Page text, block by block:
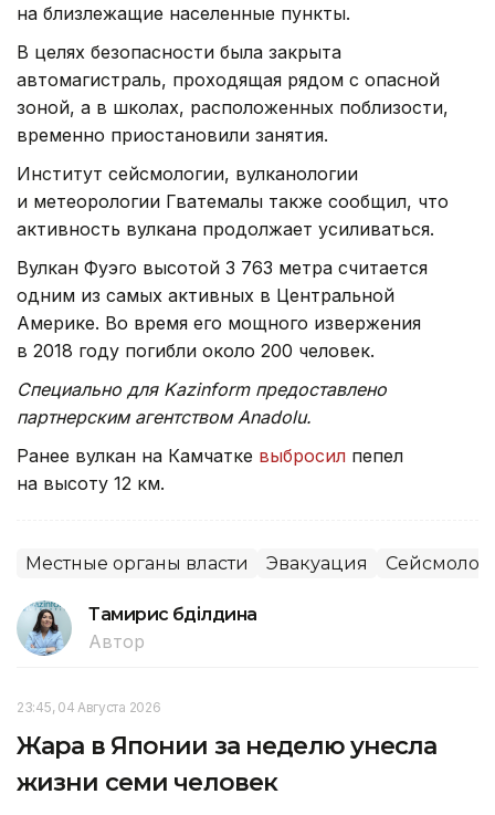
на близлежащие населенные пункты.
В целях безопасности была закрыта
автомагистраль, проходящая рядом с опасной
зоной, а в школах, расположенных поблизости,
временно приостановили занятия.
Институт сейсмологии, вулканологии
и метеорологии Гватемалы также сообщил, что
активность вулкана продолжает усиливаться.
Вулкан Фуэго высотой 3 763 метра считается
одним из самых активных в Центральной
Америке. Во время его мощного извержения
в 2018 году погибли около 200 человек.
Специально для Kazinform предоставлено
партнерским агентством Anadolu.
Ранее вулкан на Камчатке выбросил пепел
на высоту 12 км.
Местные органы власти Эвакуация
Тамирис Әбділдина
Автор
23:45, 04 Августа 2026
Жара в Японии за неделю унесла
жизни семи человек